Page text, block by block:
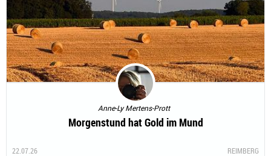
Anne-Ly Mertens-Prott
Morgenstund hat Gold im Mund
22.07.26 REIMBERG